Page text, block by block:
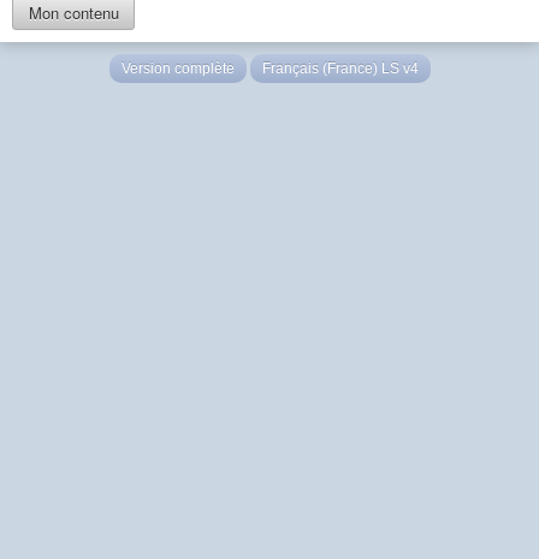
Mon contenu
Version complète Français (France) LS v4